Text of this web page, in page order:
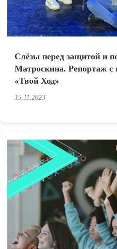
Слёзы перед защитой и
Матроскина. Репортаж с
«Твой Ход»
15.11.2023